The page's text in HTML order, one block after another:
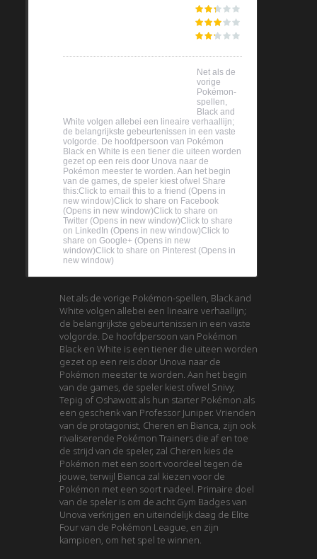
Net als de
vorige
Pokémon-
spellen,
Black and
White volgen allebei een lineaire verhaallijn;
de belangrijkste gebeurtenissen in een vaste
volgorde. De hoofdpersoon van Pokémon
Black en White is een tiener die uiteen worden
gezet op een reis door Unova naar de
Pokémon meester te worden. Aan het begin
van de games, de speler kiest ofwel Share
this:Click to email this to a friend (Opens in
new window)Click to share on Facebook
(Opens in new window)Click to share on
Twitter (Opens in new window)Click to share
on LinkedIn (Opens in new window)Click to
share on Google+ (Opens in new
window)Click to share on Pinterest (Opens in
new window)
Net als de vorige Pokémon-spellen, Black and
White volgen allebei een lineaire verhaallijn;
de belangrijkste gebeurtenissen in een vaste
volgorde. De hoofdpersoon van Pokémon
Black en White is een tiener die uiteen worden
gezet op een reis door Unova naar de
Pokémon meester te worden. Aan het begin
van de games, de speler kiest ofwel Snivy,
Tepig of Oshawott als hun starter Pokémon als
een geschenk van Professor Juniper. Vrienden
van de protagonist, Cheren en Bianca, zijn ook
rivaliserende Pokémon Trainers die af en toe
de strijd van de speler, zal Cheren kies de
Pokémon met een soort voordeel tegen de
jouwe, terwijl Bianca zal kiezen voor de
Pokémon met een soort nadeel. Primaire doel
van de speler is om de acht Gym Badges van
Unova verkrijgen en uiteindelijk daag de Elite
Four van de Pokémon League, en zijn
kampioen, om het spel te winnen.